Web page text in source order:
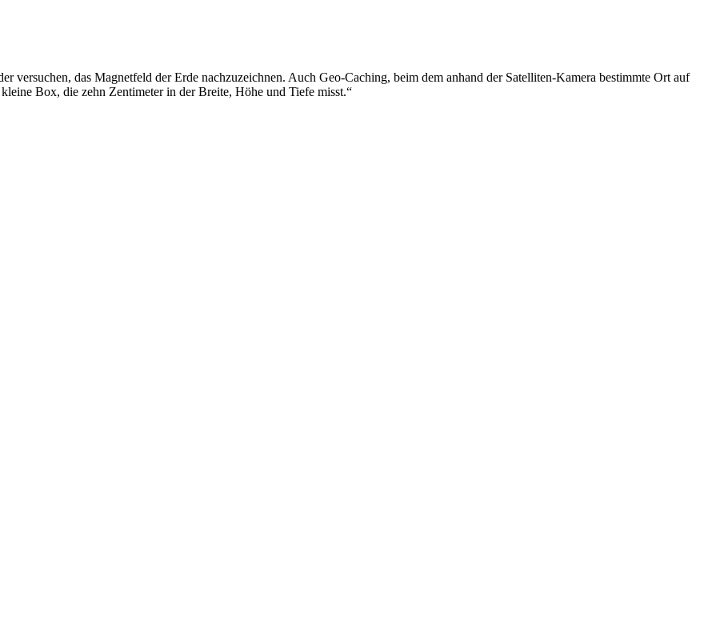
versuchen, das Magnetfeld der Erde nachzuzeichnen. Auch Geo-Caching, beim dem anhand der Satelliten-Kamera bestimmte Ort auf
Box, die zehn Zentimeter in der Breite, Höhe und Tiefe misst.“